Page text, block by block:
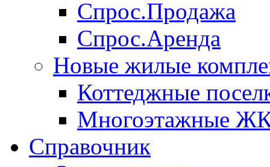
Спрос.Продажа
Спрос.Аренда
Новые жилые
Коттеджные
Многоэтажные
Справочник